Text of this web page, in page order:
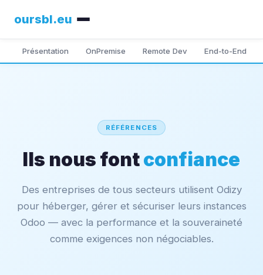
oursbl.eu
Présentation OnPremise Remote Dev End-to-End
RÉFÉRENCES
Ils nous fontconfiance
Des entreprises de tous secteurs utilisent Odizy
pour héberger, gérer et sécuriser leurs instances
Odoo — avec la performance et la souveraineté
comme exigences non négociables.